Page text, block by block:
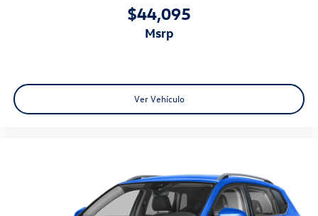
$44,095
msrp
Ver Vehículo